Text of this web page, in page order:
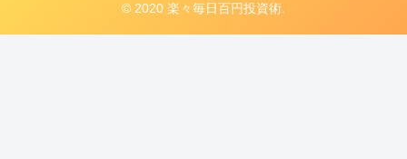
© 2020 楽々毎日百円投資術.